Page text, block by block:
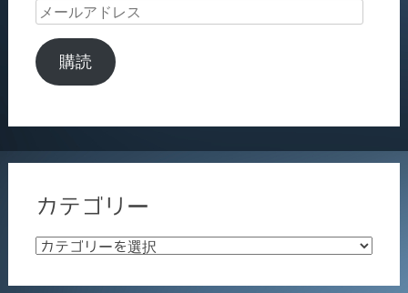
メ
ル
ア
購読
カテゴリー
カ